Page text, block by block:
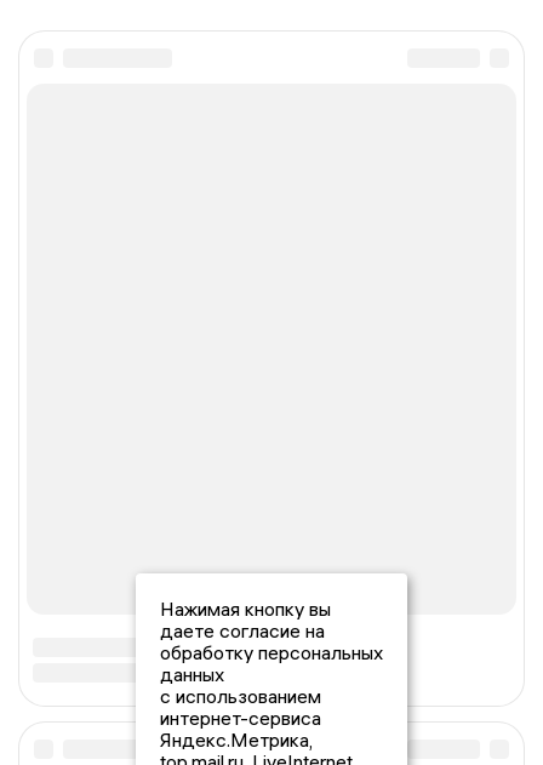
Нажимая кнопку вы
даете согласие на
обработку персональных
данных
с использованием
интернет-сервиса
Яндекс.Метрика,